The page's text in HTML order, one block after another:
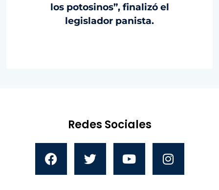
los potosinos”, finalizó el
legislador panista.
Redes Sociales